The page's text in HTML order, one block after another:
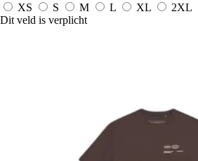
XS S M L XL 2XL
Dit veld is verplicht